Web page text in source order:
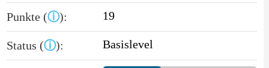
Punkte (ⓘ): 19
Status (ⓘ): Basislevel